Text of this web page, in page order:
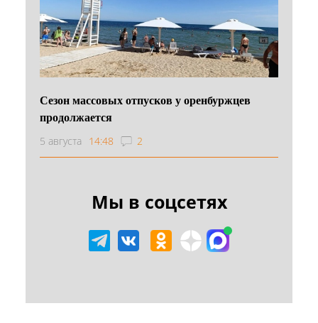
Сезон массовых отпусков у оренбуржцев
продолжается
5 августа 14:48 2
Мы в соцсетях